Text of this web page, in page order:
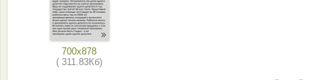
700x878
( 311.83Кб)